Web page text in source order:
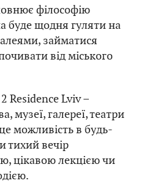
філософію
буде щодня гуляти на
займатися
від міського
Residence Lviv –
музеї, галереї, театри
можливість в будь-
тихий вечір
цікавою лекцією чи